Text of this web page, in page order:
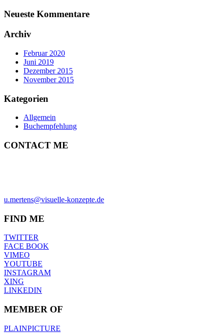
Neueste Kommentare
Archiv
Februar 2020
Juni 2019
Dezember 2015
November 2015
Kategorien
Allgemein
Buchempfehlung
CONTACT ME
u.mertens@visuelle-konzepte.de
FIND ME
TWITTER
FACE BOOK
VIMEO
YOUTUBE
INSTAGRAM
XING
LINKEDIN
MEMBER OF
PLAINPICTURE